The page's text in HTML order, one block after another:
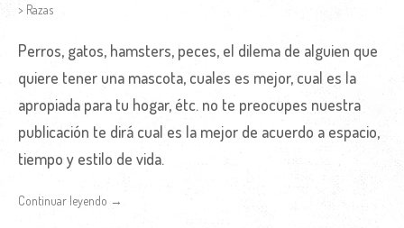
> Razas
Perros, gatos, hamsters, peces, el dilema de alguien que
quiere tener una mascota, cuales es mejor, cual es la
apropiada para tu hogar, étc. no te preocupes nuestra
publicación te dirá cual es la mejor de acuerdo a espacio,
tiempo y estilo de vida.
Continuar leyendo →